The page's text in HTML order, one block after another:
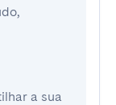
a sua